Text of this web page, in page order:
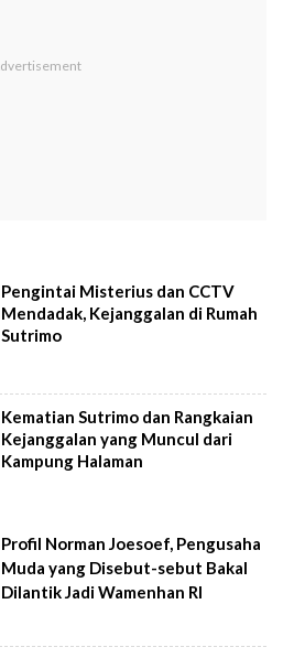
Pengintai Misterius dan CCTV
Mendadak, Kejanggalan di Rumah
Sutrimo
Kematian Sutrimo dan Rangkaian
Kejanggalan yang Muncul dari
Kampung Halaman
Profil Norman Joesoef, Pengusaha
Muda yang Disebut-sebut Bakal
Dilantik Jadi Wamenhan RI